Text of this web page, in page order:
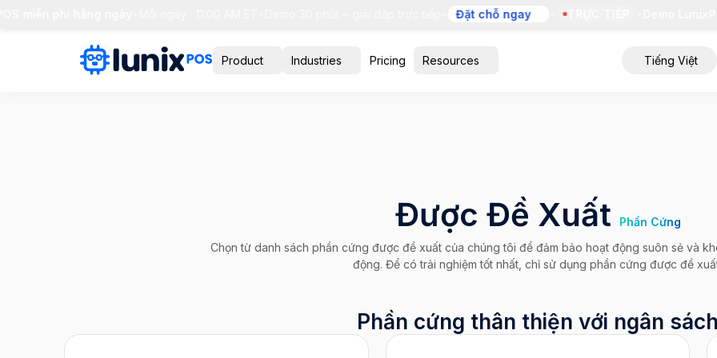
Đặt chỗ ngay • TRỰC TIẾP
Product Industries Pricing Resources Tiếng Việt
Được Đề Xuất
Phần Cứng
Chọn từ danh sách phần cứng được đề xuất của chúng tôi để đảm bảo hoạt động suôn sẻ và
động. Để có trải nghiệm tốt nhất, chỉ sử dụng phần cứng được đề
Phần cứng thân thiện với ngân sách